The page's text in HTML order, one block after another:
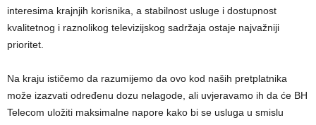
interesima krajnjih korisnika, a stabilnost usluge i dostupnost
kvalitetnog i raznolikog televizijskog sadržaja ostaje najvažniji
prioritet.
Na kraju ističemo da razumijemo da ovo kod naših pretplatnika
može izazvati određenu dozu nelagode, ali uvjeravamo ih da će BH
Telecom uložiti maksimalne napore kako bi se usluga u smislu